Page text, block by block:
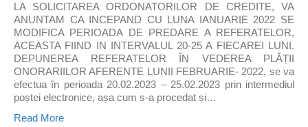
LA SOLICITAREA ORDONATORILOR DE CREDITE, VA
ANUNTAM CA INCEPAND CU LUNA IANUARIE 2022 SE
MODIFICA PERIOADA DE PREDARE A REFERATELOR,
ACEASTA FIIND IN INTERVALUL 20-25 A FIECAREI LUNI.
DEPUNEREA REFERATELOR ÎN VEDEREA PLĂȚII
ONORARIILOR AFERENTE LUNII FEBRUARIE- 2022, se va
efectua în perioada 20.02.2023 – 25.02.2023 prin intermediul
poștei electronice, așa cum s-a procedat și…
Read More